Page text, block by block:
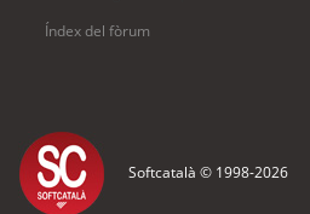
Índex del fòrum
Softcatalà © 1998-2026